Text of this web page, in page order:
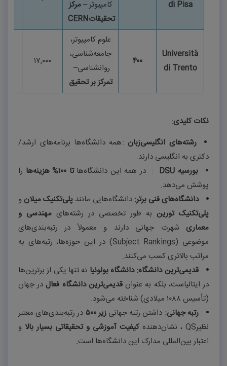
di Pisa
کامپیوتر–مرکز
تحقیقاتCERN
Università
di Trento
۴۰۰
علوم کامپیوتر،
جامعه‌شناسی،
روانشناسی–
تمرکز بر تحقیق
۱۷,۰۰۰
نکات کلیدی:
رشته‌های انگلیسی‌زبان :همه دانشگاه‌ها برنامه‌های ارشد/
دکتری به انگلیسی دارند.
بورسیهDSU
: در همه این دانشگاه‌هاتا ۱۰۰% هزینه‌ها را
پوشش می‌دهد.
دانشگاه‌های فنی برتر: دانشگاه‌هایی مانند پلی‌تکنیک میلان و
پلی‌تکنیک تورین به طور تخصصی در رشته‌های مهندسی و
معماری شهرت جهانی دارند و معمولاً در رتبه‌بندی‌های
موضوعی (Subject Rankings)در این حوزه‌ها، رتبه‌های به
مراتب بالاتری کسب می‌کنند.
قدیمی‌ترین دانشگاه:دانشگاه بولونیا نه تنها یکی از برترین‌ها
در ایتالیاست، بلکه به عنوانقدیمی‌ترین دانشگاه فعال در جهان
(تأسیس ۱۰۸۸ میلادی) شناخته می‌شود.
رتبه جهانی: داشتن رتبه جهانیزیر۵۰۰ در رتبه‌بندی‌های معتبر
نظیرQS ، نشان‌دهنده کیفیت آموزشی و تحقیقاتی بسیار بالا و
اعتبار بین‌المللی مدارک این دانشگاه‌ها است.